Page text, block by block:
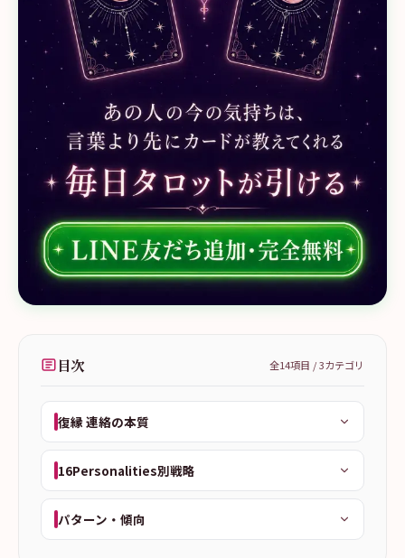
目次 全14項目 /3カテゴリ
復縁 連絡の本質
16Personalities別戦略
パターン・傾向